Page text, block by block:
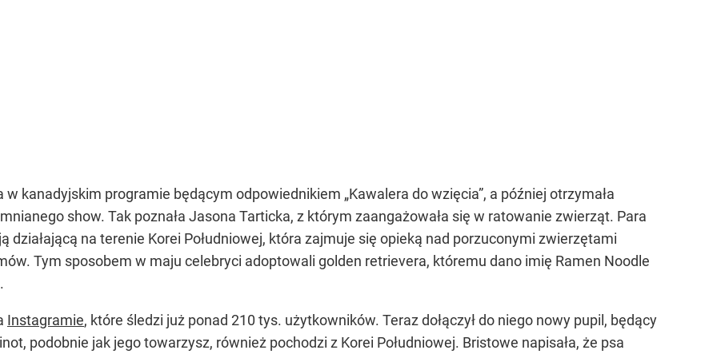
kanadyjskim programie będącym odpowiednikiem „Kawalera do wzięcia”, a później otrzymała
show. Tak poznała Jasona Tarticka, z którym zaangażowała się w ratowanie zwierząt. Para
działającą na terenie Korei Południowej, która zajmuje się opieką nad porzuconymi zwierzętami
Tym sposobem w maju celebryci adoptowali golden retrievera, któremu dano imię Ramen Noodle
Instagramie, które śledzi już ponad 210 tys. użytkowników. Teraz dołączył do niego nowy pupil, będący
podobnie jak jego towarzysz, również pochodzi z Korei Południowej. Bristowe napisała, że psa